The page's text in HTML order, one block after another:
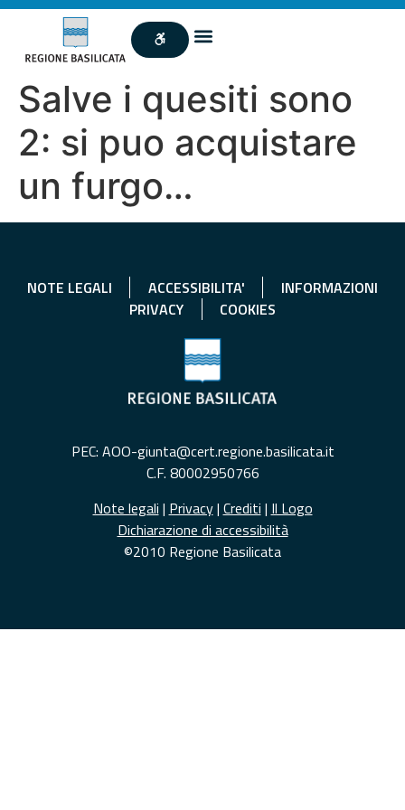
Salve i quesiti sono
2: si puo acquistare
un furgo…
NOTE LEGALI ACCESSIBILITA'
INFORMAZIONI
PRIVACY
COOKIES
PEC: AOO-giunta@cert.regione.basilicata.it
C.F. 80002950766
Note legali | Privacy| Crediti | Il Logo
Dichiarazione di accessibilità
©2010 Regione Basilicata